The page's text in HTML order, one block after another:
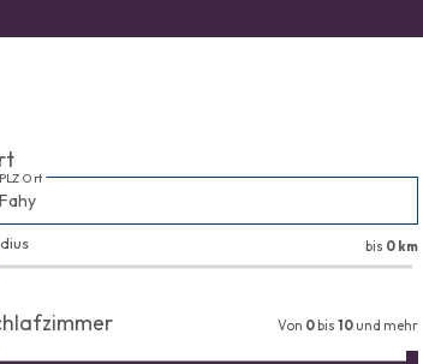
PLZ Ort
bis 0 km
Von 0 bis 10 und mehr